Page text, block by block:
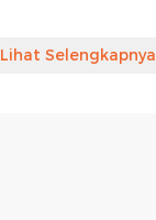
Lihat Selengkapnya